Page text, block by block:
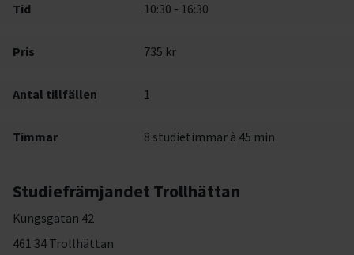
Tid 10:30 - 16:30
Pris 735 kr
Antal tillfällen 1
Timmar 8 studietimmar à 45 min
Studiefrämjandet Trollhättan
Kungsgatan 42
461 34 Trollhättan